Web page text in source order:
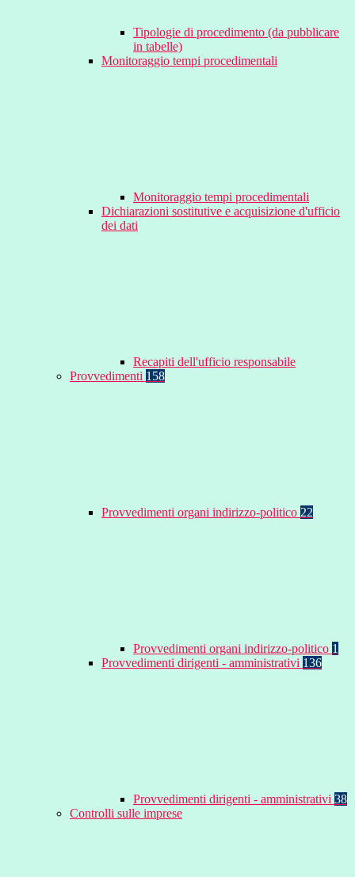
Tipologie di procedimento (da pubblicare
in tabelle)
Monitoraggio tempi procedimentali
Monitoraggio tempi procedimentali
Dichiarazioni sostitutive e acquisizione d'ufficio
dei dati
Recapiti dell'ufficio responsabile
Provvedimenti 158
Provvedimenti organi indirizzo-politico 22
Provvedimenti organi indirizzo-politico 1
Provvedimenti dirigenti - amministrativi 136
Provvedimenti dirigenti - amministrativi 38
Controlli sulle imprese